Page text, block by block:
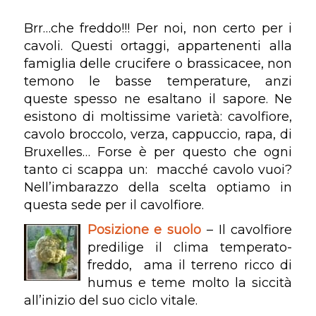
Brr…che freddo!!! Per noi, non certo per i
cavoli. Questi ortaggi, appartenenti alla
famiglia delle crucifere o brassicacee, non
temono le basse temperature, anzi
queste spesso ne esaltano il sapore. Ne
esistono di moltissime varietà: cavolfiore,
cavolo broccolo, verza, cappuccio, rapa, di
Bruxelles… Forse è per questo che ogni
tanto ci scappa un: macché cavolo vuoi?
Nell’imbarazzo della scelta optiamo in
questa sede per il cavolfiore.
Posizione e suolo – Il cavolfiore
predilige il clima temperato-
freddo, ama il terreno ricco di
humus e teme molto la siccità
all’inizio del suo ciclo vitale.